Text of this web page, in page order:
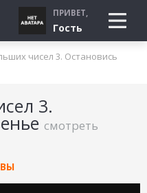
ПРИВЕТ,
Гость
чисел 3. Остановись
3.
смотреть